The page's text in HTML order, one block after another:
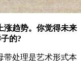
涨趋势。你觉得未来
的?
带处理是艺术形式本